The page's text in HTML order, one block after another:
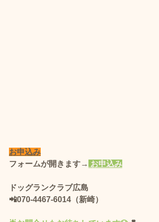
お申込み
フォームが開きます→ お申込み
ドッグランクラブ広島
📲070-4467-6014（新崎）